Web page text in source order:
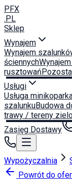
PFX
.PL
Sklep
Wynajem
Wynajem
ściennych
rusztowań
Usługi
Usługa
szalunkuBudowa
trawy / tereny
Zasięg Dostawy
Wypożyczalnia
Powrót do